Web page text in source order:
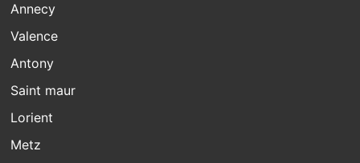
Annecy
Valence
Antony
Saint maur
Lorient
Metz